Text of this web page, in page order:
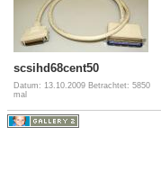
scsihd68cent50
Datum: 13.10.2009 Betrachtet: 5850
mal